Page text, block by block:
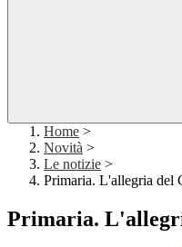
Home >
Novità >
Le notizie >
Primaria. L'allegria del
Primaria.